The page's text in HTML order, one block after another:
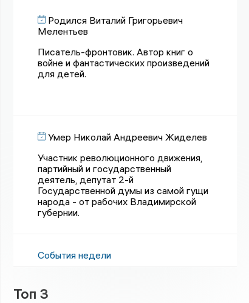
Родился Виталий Григорьевич
Мелентьев
Писатель-фронтовик. Автор книг о
войне и фантастических произведений
для детей.
Умер Николай Андреевич Жиделев
Участник революционного движения,
партийный и государственный
деятель, депутат 2-й
Государственной думы из самой гущи
народа - от рабочих Владимирской
губернии.
События недели
Топ 3